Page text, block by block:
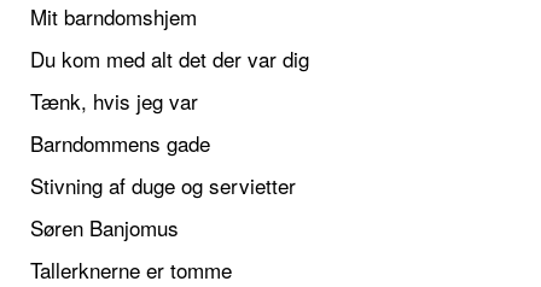
Mit barndomshjem
Du kom med alt det der var dig
Tænk, hvis jeg var
Barndommens gade
Stivning af duge og servietter
Søren Banjomus
Tallerknerne er tomme